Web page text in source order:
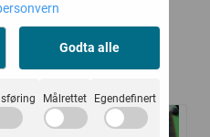
også
Godta alle
Målrettet Egendefinert